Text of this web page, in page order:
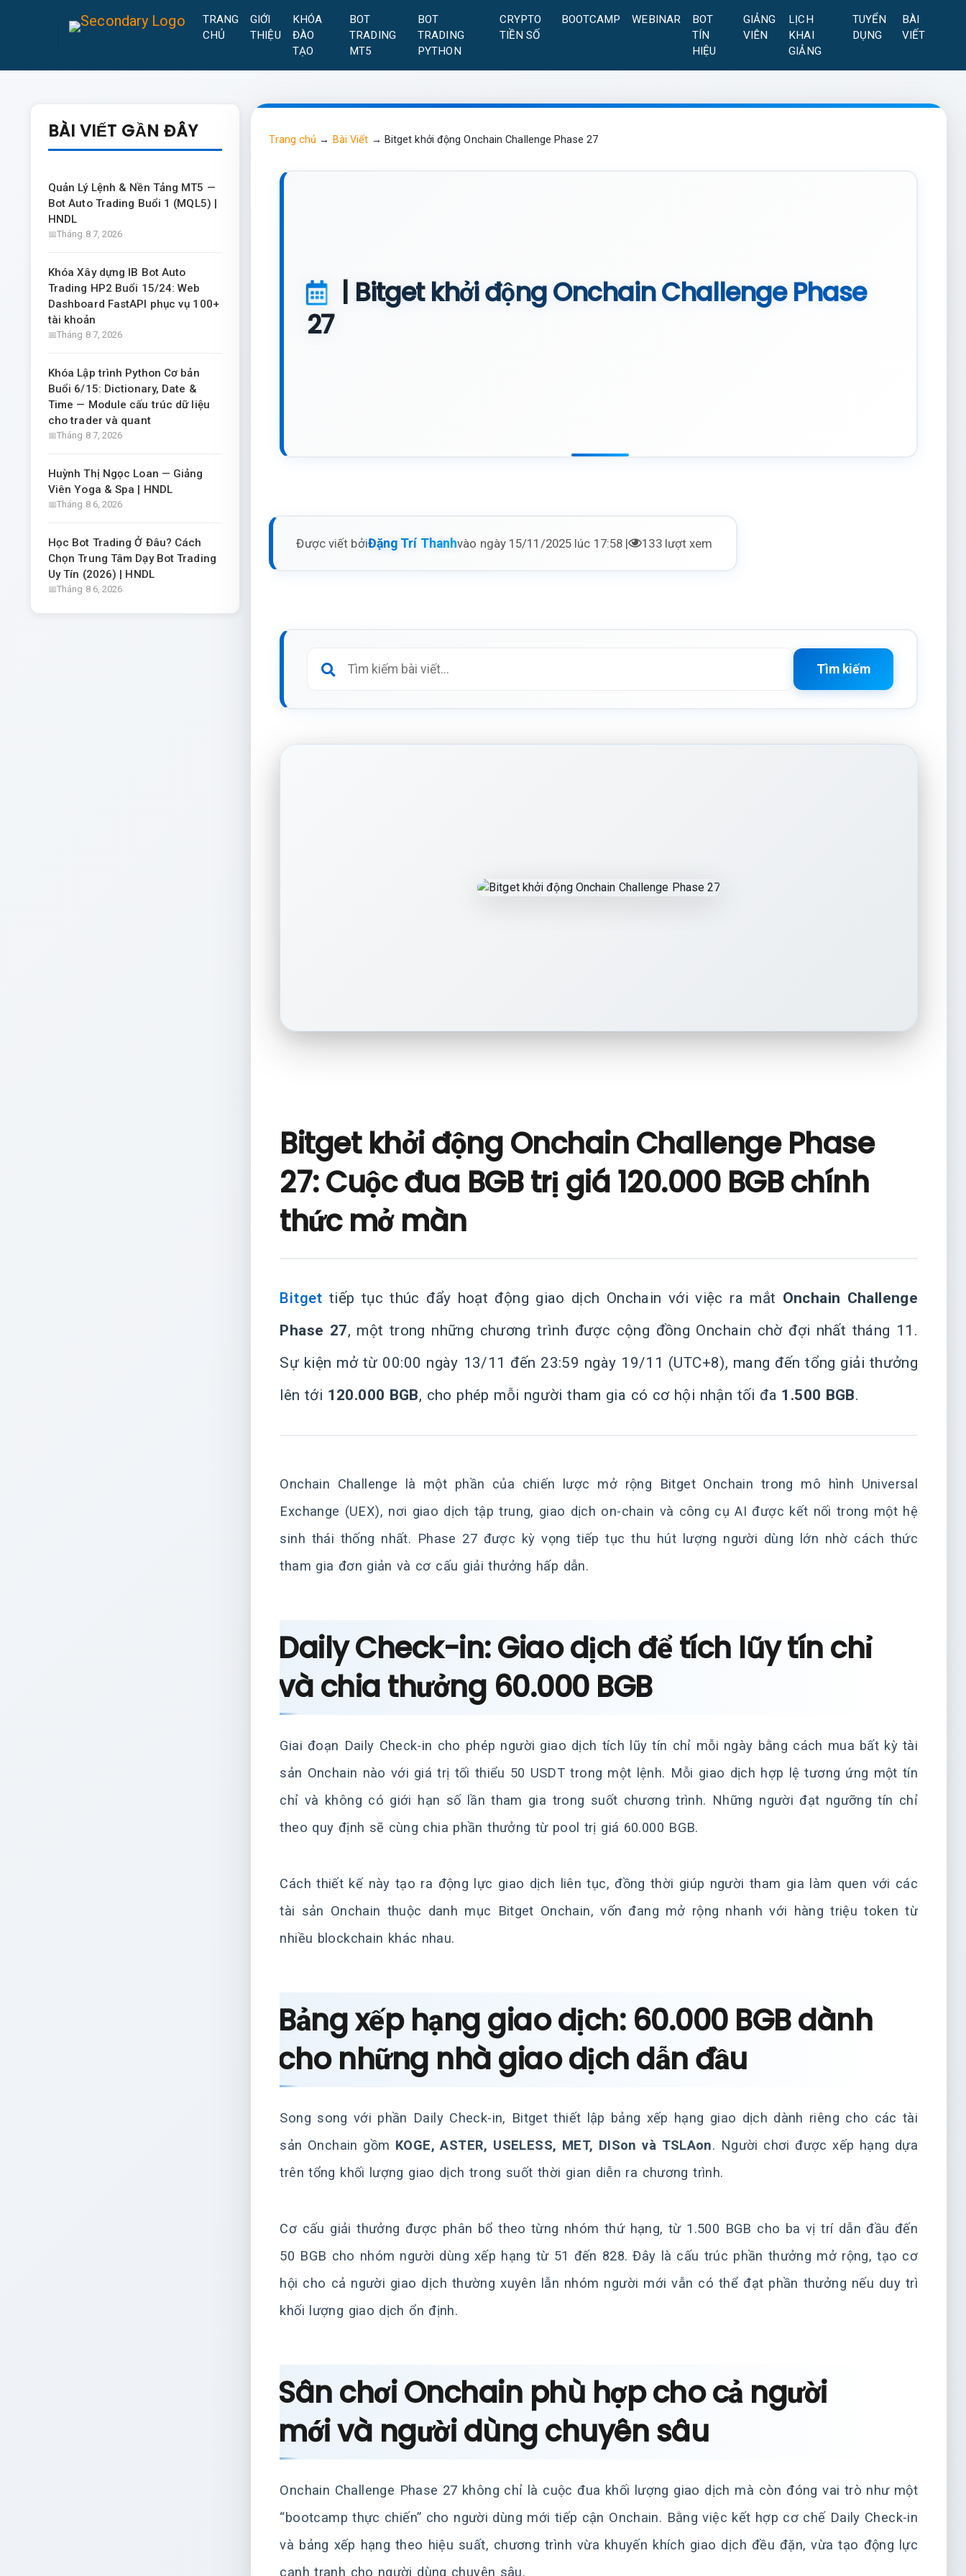
TRANG
CHỦ
GIỚI
THIỆU
KHÓA
ĐÀO
TẠO
BOT
TRADING
MT5
BOT
TRADING
PYTHON
CRYPTO
TIỀN SỐ
BOOTCAMP WEBINAR
BOT
TÍN
HIỆU
GIẢNG
VIÊN
LỊCH
KHAI
GIẢNG
TUYỂN
DỤNG
BÀI
VIẾT
BÀI VIẾT GẦN ĐÂY
Quản Lý Lệnh & Nền Tảng MT5 —
Bot Auto Trading Buổi 1 (MQL5) |
HNDL
Tháng 8 7, 2026
Khóa Xây dựng IB Bot Auto
Trading HP2 Buổi 15/24: Web
Dashboard FastAPI phục vụ 100+
tài khoản
Tháng 8 7, 2026
Khóa Lập trình Python Cơ bản
Buổi 6/15: Dictionary, Date &
Time — Module cấu trúc dữ liệu
cho trader và quant
Tháng 8 7, 2026
Huỳnh Thị Ngọc Loan — Giảng
Viên Yoga & Spa | HNDL
Tháng 8 6, 2026
Học Bot Trading Ở Đâu? Cách
Chọn Trung Tâm Dạy Bot Trading
Uy Tín (2026) | HNDL
Tháng 8 6, 2026
Trang chủ → Bài Viết → Bitget khởi động Onchain Challenge Phase 27
| Bitget khởi động Onchain Challenge Phase
27
Được viết bởiĐặng Trí Thanhvào ngày 15/11/2025 lúc 17:58 | 133 lượt xem
Tìm kiếm
Bitget khởi động Onchain Challenge Phase
27: Cuộc đua BGB trị giá 120.000 BGB chính
thức mở màn
Bitget tiếp tục thúc đẩy hoạt động giao dịch Onchain với việc ra mắt Onchain Challenge
Phase 27, một trong những chương trình được cộng đồng Onchain chờ đợi nhất tháng 11.
Sự kiện mở từ 00:00 ngày 13/11 đến 23:59 ngày 19/11 (UTC+8), mang đến tổng giải thưởng
lên tới 120.000 BGB, cho phép mỗi người tham gia có cơ hội nhận tối đa 1.500 BGB.
Onchain Challenge là một phần của chiến lược mở rộng Bitget Onchain trong mô hình Universal
Exchange (UEX), nơi giao dịch tập trung, giao dịch on-chain và công cụ AI được kết nối trong một hệ
sinh thái thống nhất. Phase 27 được kỳ vọng tiếp tục thu hút lượng người dùng lớn nhờ cách thức
tham gia đơn giản và cơ cấu giải thưởng hấp dẫn.
Daily Check-in: Giao dịch để tích lũy tín chỉ
và chia thưởng 60.000 BGB
Giai đoạn Daily Check-in cho phép người giao dịch tích lũy tín chỉ mỗi ngày bằng cách mua bất kỳ tài
sản Onchain nào với giá trị tối thiểu 50 USDT trong một lệnh. Mỗi giao dịch hợp lệ tương ứng một tín
chỉ và không có giới hạn số lần tham gia trong suốt chương trình. Những người đạt ngưỡng tín chỉ
theo quy định sẽ cùng chia phần thưởng từ pool trị giá 60.000 BGB.
Cách thiết kế này tạo ra động lực giao dịch liên tục, đồng thời giúp người tham gia làm quen với các
tài sản Onchain thuộc danh mục Bitget Onchain, vốn đang mở rộng nhanh với hàng triệu token từ
nhiều blockchain khác nhau.
Bảng xếp hạng giao dịch: 60.000 BGB dành
cho những nhà giao dịch dẫn đầu
Song song với phần Daily Check-in, Bitget thiết lập bảng xếp hạng giao dịch dành riêng cho các tài
sản Onchain gồm KOGE, ASTER, USELESS, MET, DISon và TSLAon. Người chơi được xếp hạng dựa
trên tổng khối lượng giao dịch trong suốt thời gian diễn ra chương trình.
Cơ cấu giải thưởng được phân bổ theo từng nhóm thứ hạng, từ 1.500 BGB cho ba vị trí dẫn đầu đến
50 BGB cho nhóm người dùng xếp hạng từ 51 đến 828. Đây là cấu trúc phần thưởng mở rộng, tạo cơ
hội cho cả người giao dịch thường xuyên lẫn nhóm người mới vẫn có thể đạt phần thưởng nếu duy trì
khối lượng giao dịch ổn định.
Sân chơi Onchain phù hợp cho cả người
mới và người dùng chuyên sâu
Onchain Challenge Phase 27 không chỉ là cuộc đua khối lượng giao dịch mà còn đóng vai trò như một
“bootcamp thực chiến” cho người dùng mới tiếp cận Onchain. Bằng việc kết hợp cơ chế Daily Check-in
và bảng xếp hạng theo hiệu suất, chương trình vừa khuyến khích giao dịch đều đặn, vừa tạo động lực
cạnh tranh cho người dùng chuyên sâu.